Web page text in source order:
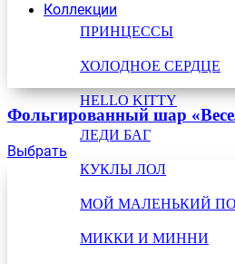
Коллекции
ПРИНЦЕССЫ
ХОЛОДНОЕ СЕРДЦЕ
HELLO KITTY
ЛЕДИ БАГ
КУКЛЫ ЛОЛ
МОЙ МАЛЕНЬКИЙ
МИККИ И МИННИ
Фольгированный шар
Выбрать